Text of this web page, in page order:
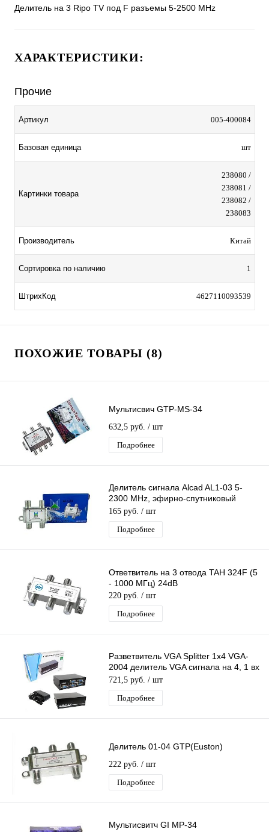
Делитель на 3 Ripo TV под F разъемы 5-2500 MHz
ХАРАКТЕРИСТИКИ:
Прочие
Артикул 005-400084
Базовая единица шт
Картинки товара
238080 /
238081 /
238082 /
238083
Производитель Китай
Сортировка по наличию 1
ШтрихКод 4627110093539
ПОХОЖИЕ ТОВАРЫ (8)
Мультисвич GTP-MS-34
632,5 руб. / шт
Подробнее
Делитель сигнала Alcad AL1-03 5-
2300 MHz, эфирно-спутниковый
делитель сигнала тв на 3 F-выхода
165 руб. / шт
Подробнее
Ответвитель на 3 отвода TAH 324F (5
- 1000 МГц) 24dB
220 руб. / шт
Подробнее
Разветвитель VGA Splitter 1x4 VGA-
2004 делитель VGA сигнала на 4, 1 вх
- 4 вых, 4Port (black)
721,5 руб. / шт
Подробнее
Делитель 01-04 GTP(Euston)
222 руб. / шт
Подробнее
Мультисвитч GI MP-34